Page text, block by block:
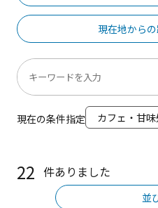
現在地から
現在の条件指定 カフェ・甘味
22 件ありました
並